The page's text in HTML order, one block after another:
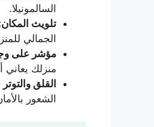
السالمونيلا.
تلويث
الجمالي
مؤشر على
منزلك يعاني
القلق
الشعور